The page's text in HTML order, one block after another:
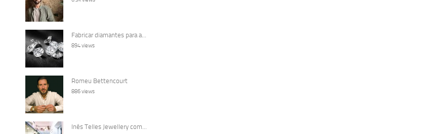
Fabricar diamantes para a...
894 views
Romeu Bettencourt
886 views
Inês Telles Jewellery com...